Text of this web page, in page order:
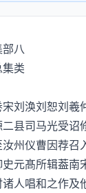
八
涣刘恕刘羲
县司马光受
州仪曹因荐
元髙所辑葢
人唱和之作